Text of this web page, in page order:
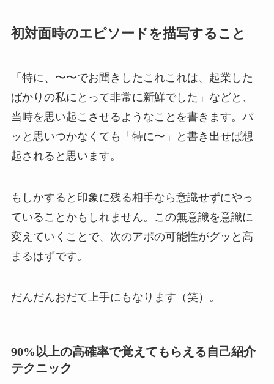
初対面時のエピソードを描写すること
「特に、〜〜でお聞きしたこれこれは、起業した
ばかりの私にとって非常に新鮮でした」などと、
当時を思い起こさせるようなことを書きます。パ
ッと思いつかなくても「特に〜」と書き出せば想
起されると思います。
もしかすると印象に残る相手なら意識せずにやっ
ていることかもしれません。この無意識を意識に
変えていくことで、次のアポの可能性がグッと高
まるはずです。
だんだんおだて上手にもなります（笑）。
90%以上の高確率で覚えてもらえる自己紹介
テクニック